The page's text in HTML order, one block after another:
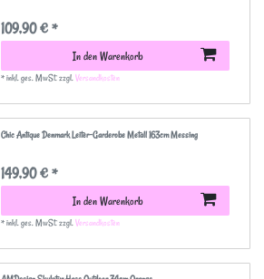
109,90 € *
In den Warenkorb
*inkl. ges. MwSt.zzgl.Versandkosten
Chic Antique Denmark Leiter-Garderobe Metall 163cm Messing
149,90 € *
In den Warenkorb
*inkl. ges. MwSt.zzgl.Versandkosten